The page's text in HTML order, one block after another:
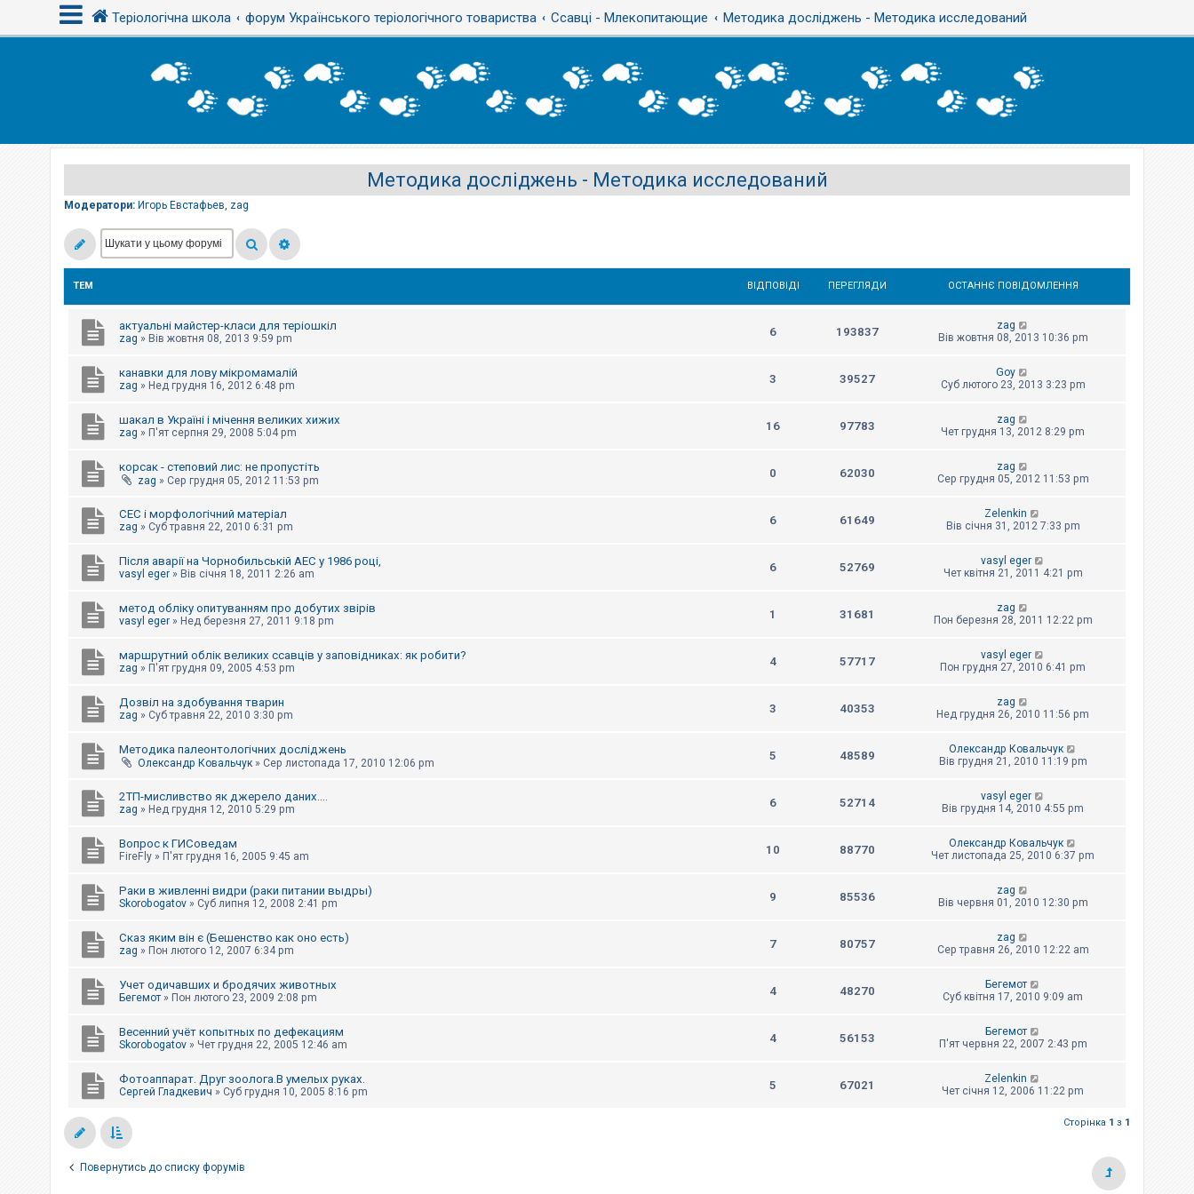
Теріологічна школа форум Українського теріологічного товариства Ссавці - Млекопитающие Методика досліджень - Методика исследований
Методика досліджень - Методика исследований
Модератори: Игорь Евстафьев, zag
ТЕМ ВІДПОВІДІ ПЕРЕГЛЯДИ ОСТАННЄ ПОВІДОМЛЕННЯ
актуальні майстер-класи для теріошкіл
zag » Вів жовтня 08, 2013 9:59 pm 6 193837
zag
Вів жовтня 08, 2013 10:36 pm
канавки для лову мікромамалій
zag » Нед грудня 16, 2012 6:48 pm 3 39527
Goy
Суб лютого 23, 2013 3:23 pm
шакал в Україні і мічення великих хижих
zag » П'ят серпня 29, 2008 5:04 pm 16 97783
zag
Чет грудня 13, 2012 8:29 pm
корсак - степовий лис: не пропустіть
zag » Сер грудня 05, 2012 11:53 pm
0 62030
zag
Сер грудня 05, 2012 11:53 pm
СЕС і морфологічний матеріал
zag » Суб травня 22, 2010 6:31 pm 6 61649
Zelenkin
Вів січня 31, 2012 7:33 pm
Після аварії на Чорнобильській АЕС у 1986 році,
vasyl eger » Вів січня 18, 2011 2:26 am 6 52769
vasyl eger
Чет квітня 21, 2011 4:21 pm
метод обліку опитуванням про добутих звірів
vasyl eger » Нед березня 27, 2011 9:18 pm 1 31681
zag
Пон березня 28, 2011 12:22 pm
маршрутний облік великих ссавців у заповідниках: як робити?
zag » П'ят грудня 09, 2005 4:53 pm 4 57717
vasyl eger
Пон грудня 27, 2010 6:41 pm
Дозвіл на здобування тварин
zag » Суб травня 22, 2010 3:30 pm 3 40353
zag
Нед грудня 26, 2010 11:56 pm
Методика палеонтологічних досліджень
Олександр Ковальчук » Сер листопада 17, 2010 12:06 pm
5 48589
Олександр Ковальчук
Вів грудня 21, 2010 11:19 pm
2ТП-мисливство як джерело даних....
zag » Нед грудня 12, 2010 5:29 pm 6 52714
vasyl eger
Вів грудня 14, 2010 4:55 pm
Вопрос к ГИСоведам
FireFly » П'ят грудня 16, 2005 9:45 am 10 88770
Олександр Ковальчук
Чет листопада 25, 2010 6:37 pm
Раки в живленні видри (раки питании выдры)
Skorobogatov » Суб липня 12, 2008 2:41 pm 9 85536
zag
Вів червня 01, 2010 12:30 pm
Сказ яким він є (Бешенство как оно есть)
zag » Пон лютого 12, 2007 6:34 pm 7 80757
zag
Сер травня 26, 2010 12:22 am
Учет одичавших и бродячих животных
Бегемот » Пон лютого 23, 2009 2:08 pm 4 48270
Бегемот
Суб квітня 17, 2010 9:09 am
Весенний учёт копытных по дефекациям
Skorobogatov » Чет грудня 22, 2005 12:46 am 4 56153
Бегемот
П'ят червня 22, 2007 2:43 pm
Фотоаппарат. Друг зоолога.В умелых руках.
Сергей Гладкевич » Суб грудня 10, 2005 8:16 pm 5 67021
Zelenkin
Чет січня 12, 2006 11:22 pm
Сторінка 1 з 1
Повернутись до списку форумів